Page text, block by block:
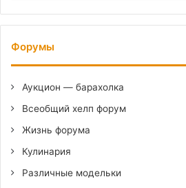
Форумы
Аукцион — барахолка
Всеобщий хелп форум
Жизнь форума
Кулинария
Различные модельки